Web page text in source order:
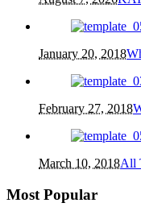
January 20, 2018
February 27, 2018
March 10, 2018All
Most Popular